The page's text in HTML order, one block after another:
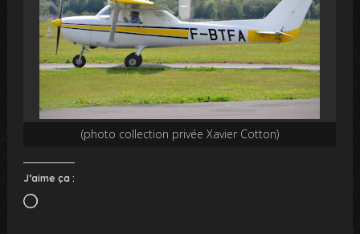
(photo collection privée Xavier Cotton)
J’aime ça :
Chargement…